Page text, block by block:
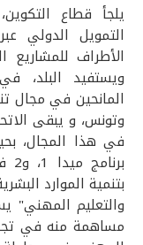
يلجأ قطاع
التمويل الدولي
الأطراف للمشاريع
ويستفيد البلد،
المانحين في مجال
وتونس، و يبقى
في هذا المجال،
بتنمية الموارد
والتعليم المهني"
مساهمة منه في